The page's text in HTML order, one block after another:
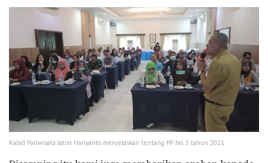
Kabid Pariwisata Jatim Hariyanto menjelaskan tentang PP No. 5 tahun 2021